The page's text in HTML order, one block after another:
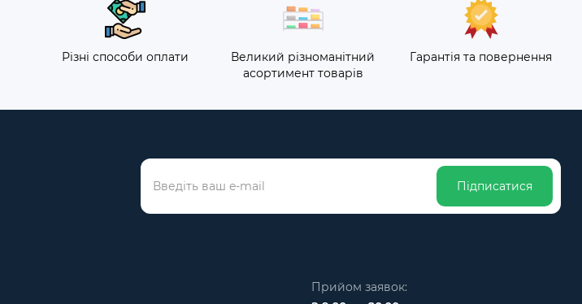
Різні способи оплати
Великий різноманітний
асортимент товарів
Гарантія та повернення
Підписатися
Прийом заявок: